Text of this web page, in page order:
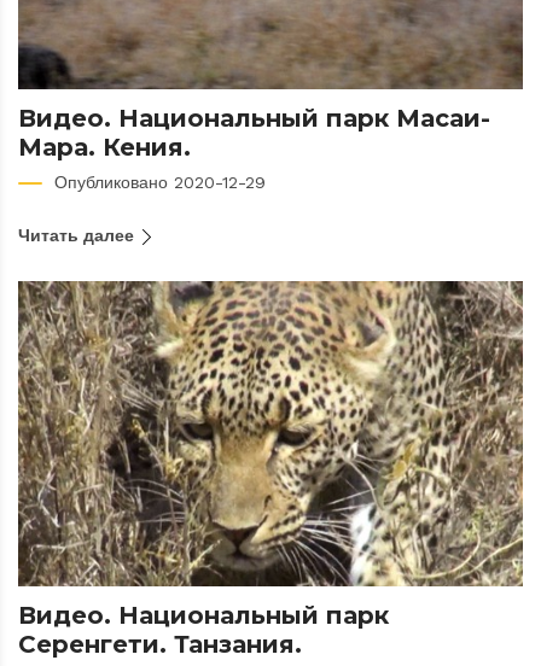
Видео. Национальный парк Масаи-
Мара. Кения.
Опубликовано 2020-12-29
Читать далее
Видео. Национальный парк
Серенгети. Танзания.